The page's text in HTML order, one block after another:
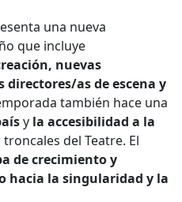
una nueva
que incluye
nuevas
directores/as de escena y
también hace una
y la accesibilidad a la
del Teatre. El
de crecimiento y
hacia la singularidad y la